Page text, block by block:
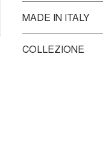
Anello in Oro
MADE IN ITALY
dei nostri Maestri
COLLEZIONE